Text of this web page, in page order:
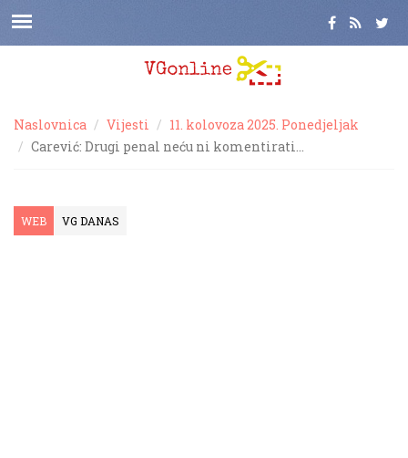
Naslovnica Vijesti
11. kolovoza 2025. Ponedjeljak
Carević: Drugi penal neću ni komentirati...
WEB VG DANAS